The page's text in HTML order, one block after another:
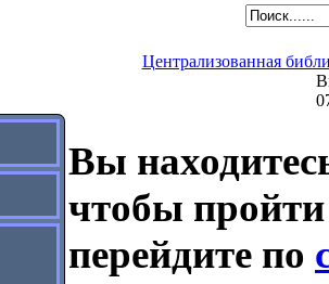
Централизованная
Вы
чтобы
перейдите по